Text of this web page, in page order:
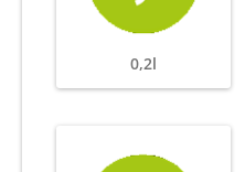
0,2l